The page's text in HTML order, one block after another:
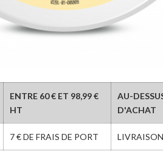
ENTRE 60 € ET 98,99 €
HT
AU-
D'ACHAT
7 € DE FRAIS DE PORT